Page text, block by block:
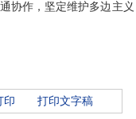
协作，坚定维护多边主
印 打印文字稿